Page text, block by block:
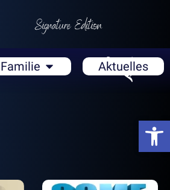
Familie Aktuelles